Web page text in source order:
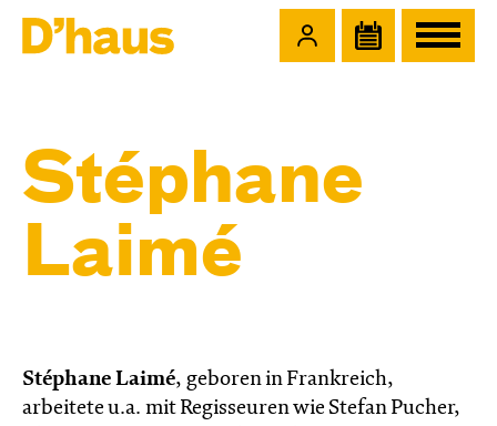
Stéphane
Laimé
Stéphane Laimé, geboren in Frankreich,
arbeitete u.a. mit Regisseuren wie Stefan Pucher,